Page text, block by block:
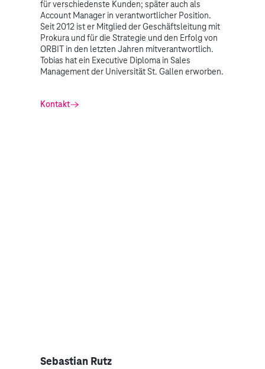
für verschiedenste Kunden; später auch als
Account Manager in verantwortlicher Position.
Seit 2012 ist er Mitglied der Geschäftsleitung mit
Prokura und für die Strategie und den Erfolg von
ORBIT in den letzten Jahren mitverantwortlich.
Tobias hat ein Executive Diploma in Sales
Management der Universität St. Gallen erworben.
Kontakt
Sebastian Rutz